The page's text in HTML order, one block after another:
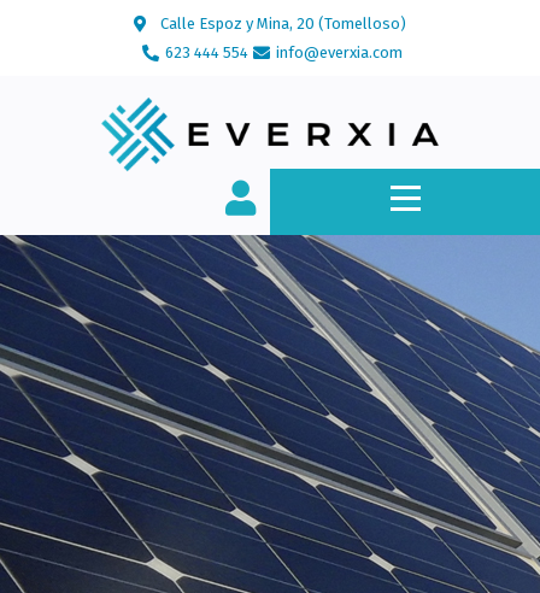
Calle Espoz y Mina, 20 (Tomelloso)
623 444 554
info@everxia.com